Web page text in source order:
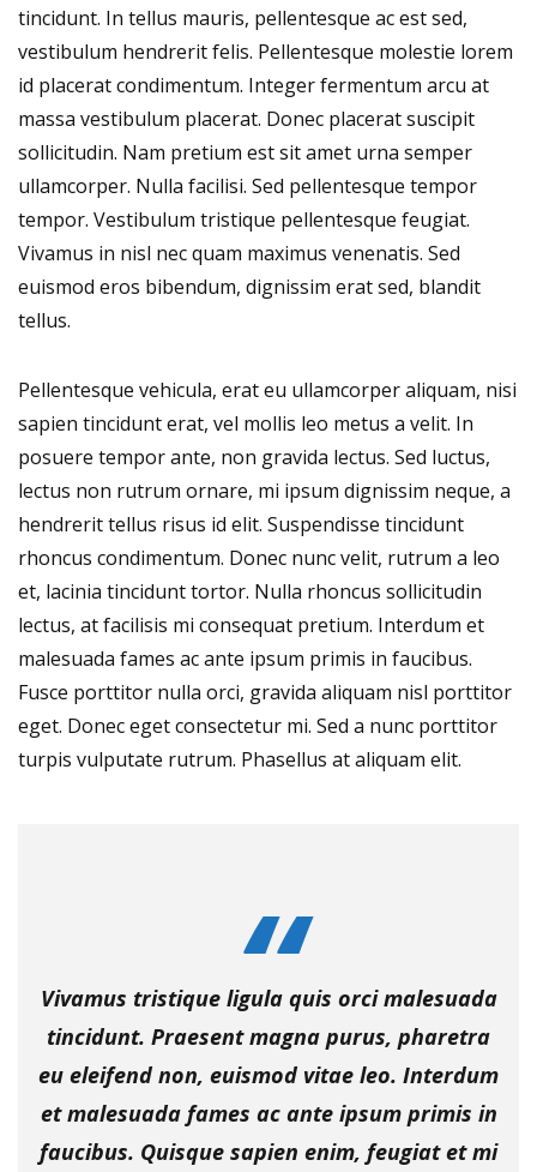
tincidunt. In tellus mauris, pellentesque ac est sed,
vestibulum hendrerit felis. Pellentesque molestie lorem
id placerat condimentum. Integer fermentum arcu at
massa vestibulum placerat. Donec placerat suscipit
sollicitudin. Nam pretium est sit amet urna semper
ullamcorper. Nulla facilisi. Sed pellentesque tempor
tempor. Vestibulum tristique pellentesque feugiat.
Vivamus in nisl nec quam maximus venenatis. Sed
euismod eros bibendum, dignissim erat sed, blandit
tellus.
Pellentesque vehicula, erat eu ullamcorper aliquam, nisi
sapien tincidunt erat, vel mollis leo metus a velit. In
posuere tempor ante, non gravida lectus. Sed luctus,
lectus non rutrum ornare, mi ipsum dignissim neque, a
hendrerit tellus risus id elit. Suspendisse tincidunt
rhoncus condimentum. Donec nunc velit, rutrum a leo
et, lacinia tincidunt tortor. Nulla rhoncus sollicitudin
lectus, at facilisis mi consequat pretium. Interdum et
malesuada fames ac ante ipsum primis in faucibus.
Fusce porttitor nulla orci, gravida aliquam nisl porttitor
eget. Donec eget consectetur mi. Sed a nunc porttitor
turpis vulputate rutrum. Phasellus at aliquam elit.
Vivamus tristique ligula quis orci malesuada
tincidunt. Praesent magna purus, pharetra
eu eleifend non, euismod vitae leo. Interdum
et malesuada fames ac ante ipsum primis in
faucibus. Quisque sapien enim, feugiat et mi